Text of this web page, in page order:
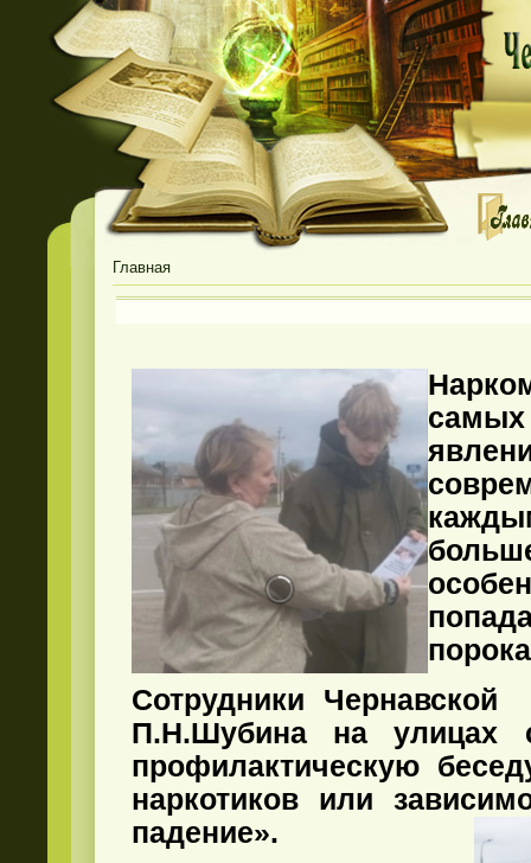
Главная
Сотрудники Чернавской
П.Н.Шубина на улицах
профилактическую
наркотиков или
падение».